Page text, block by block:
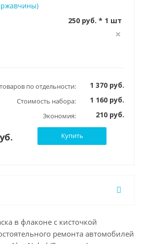
ржавчины)
250 руб. * 1 шт
по отдельности: 1 370 руб.
Стоимость набора: 1 160 руб.
Экономия: 210 руб.
Купить
в флаконе с кисточкой
ремонта автомобилей